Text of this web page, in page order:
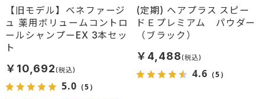
【旧モデル】ベネファージ
ュ 薬用ボリュームコントロ
ールシャンプーEX 3本セッ
ト
る髪へと導くシャンプー。髪
に豊かなボリュームを求める
方におすすめ。
￥10,692
5.0 （5）
(定期) ヘアプラス スピー
ドＥプレミアム パウダー
（ブラック）
￥4,488
4.6 （5）